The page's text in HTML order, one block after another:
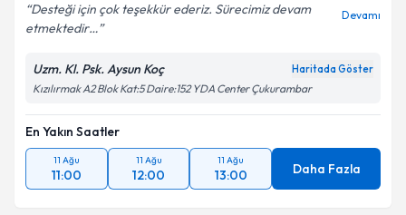
Desteği için çok teşekkür ederiz. Sürecimiz devam
etmektedir…
Devamı
Uzm. Kl. Psk. Aysun Koç Haritada Göster
Kızılırmak A2 Blok Kat:5 Daire:152 YDA Center Çukurambar
En Yakın Saatler
11 Ağu
11:00
11 Ağu
12:00
11 Ağu
13:00 Daha Fazla